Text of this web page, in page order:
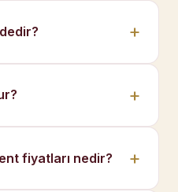
fiyatları nedir?